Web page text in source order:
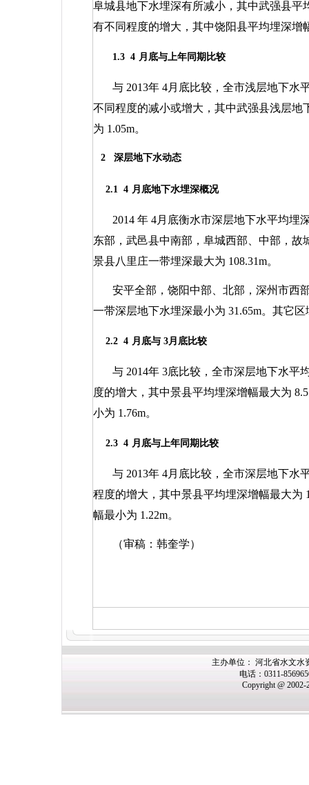
阜城县地下水埋深有所减小，其中武强县平
有不同程度的增大，其中饶阳县平均埋深增
1.3 4 月底与上年同期比较
与 2013年 4月底比较，全市浅层地下水
不同程度的减小或增大，其中武强县浅层
为 1.05m。
2 深层地下水动态
2.1 4 月底地下水埋深概况
2014 年 4月底衡水市深层地下水平均埋
东部，武邑县中南部，阜城西部、中部，
景县八里庄一带埋深最大为 108.31m。
安平全部，饶阳中部、北部，深州市西
一带深层地下水埋深最小为 31.65m。其它
2.2 4 月底与 3月底比较
与 2014年 3底比较，全市深层地下水平
度的增大，其中景县平均埋深增幅最大为
小为 1.76m。
2.3 4 月底与上年同期比较
与 2013年 4月底比较，全市深层地下水
程度的增大，其中景县平均埋深增幅最大为
幅最小为 1.22m。
（审稿：韩奎学）
主办单位： 河北省水文水
电话：0311-
Copyright @ 2002-